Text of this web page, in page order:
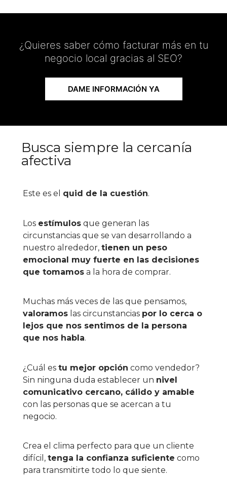
¿Quieres saber cómo facturar más en tu
negocio local gracias al SEO?​
DAME INFORMACIÓN YA
Busca siempre la cercanía
afectiva
Este es el quid de la cuestión.
Los estímulos que generan las
circunstancias que se van desarrollando a
nuestro alrededor, tienen un peso
emocional muy fuerte en las decisiones
que tomamos a la hora de comprar.
Muchas más veces de las que pensamos,
valoramos las circunstancias por lo cerca o
lejos que nos sentimos de la persona
que nos habla.
¿Cuál es tu mejor opción como vendedor?
Sin ninguna duda establecer un nivel
comunicativo cercano, cálido y amable
con las personas que se acercan a tu
negocio.
Crea el clima perfecto para que un cliente
difícil, tenga la confianza suficiente como
para transmitirte todo lo que siente.